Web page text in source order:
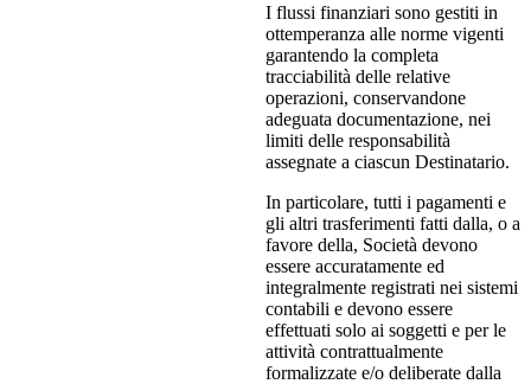
I flussi finanziari sono gestiti in
ottemperanza alle norme vigenti
garantendo la completa
tracciabilità delle relative
operazioni, conservandone
adeguata documentazione, nei
limiti delle responsabilità
assegnate a ciascun Destinatario.
In particolare, tutti i pagamenti e
gli altri trasferimenti fatti dalla, o a
favore della, Società devono
essere accuratamente ed
integralmente registrati nei sistemi
contabili e devono essere
effettuati solo ai soggetti e per le
attività contrattualmente
formalizzate e/o deliberate dalla